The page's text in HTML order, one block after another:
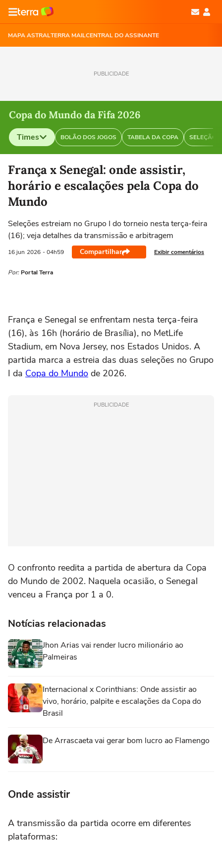
MAPA ASTRALTERRA MAILCENTRAL DO ASSINANTE
PUBLICIDADE
Copa do Mundo da Fifa 2026
Times BOLÃO DOS JOGOS TABELA DA COPA SELEÇÃO
Selecione o time para ver as notícias
França x Senegal: onde assistir,
horário e escalações pela Copa do
Mundo
Seleções estreiam no Grupo I do torneio nesta terça-feira
(16); veja detalhes da transmissão e arbitragem
16 jun 2026 - 04h59 Compartilhar Exibir comentários
Por: Portal Terra
França e Senegal se enfrentam nesta terça-feira
(16), às 16h (horário de Brasília), no MetLife
Stadium, em Nova Jersey, nos Estados Unidos. A
partida marca a estreia das duas seleções no Grupo
I da Copa do Mundo de 2026.
PUBLICIDADE
O confronto reedita a partida de abertura da Copa
do Mundo de 2002. Naquela ocasião, o Senegal
venceu a França por 1 a 0.
Notícias relacionadas
Jhon Arias vai render lucro milionário ao
Palmeiras
Internacional x Corinthians: Onde assistir ao
vivo, horário, palpite e escalações da Copa do
Brasil
De Arrascaeta vai gerar bom lucro ao Flamengo
Onde assistir
A transmissão da partida ocorre em diferentes
plataformas: